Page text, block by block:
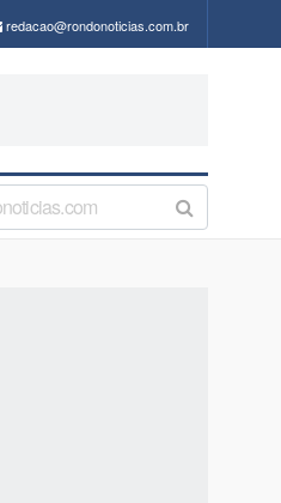
redacao@rondonoticias.com.br